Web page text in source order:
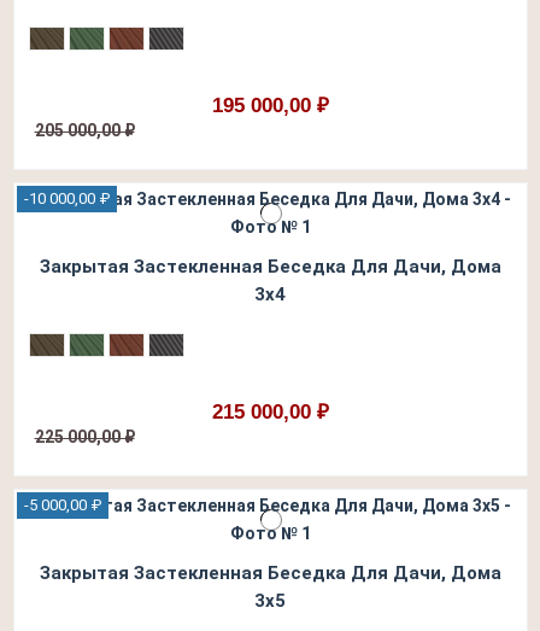
195 000,00 ₽
205 000,00 ₽
-10 000,00 ₽
Закрытая Застекленная Беседка Для Дачи, Дома
3х4
215 000,00 ₽
225 000,00 ₽
-5 000,00 ₽
Закрытая Застекленная Беседка Для Дачи, Дома
3х5